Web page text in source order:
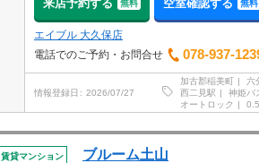
来店予約する 無料 空室確認する 無料
エイブル 大久保店
電話でのご予約・お問合せ
078-937-
情報登録日 2026/07/27
加古郡稲美町 六
西二見駅
神姫バ
オートロック
賃貸マンション ブルーム土山